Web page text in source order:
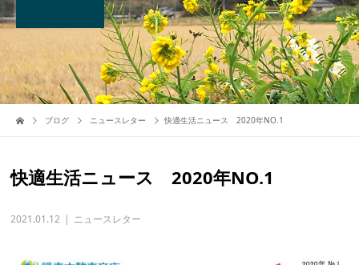
ブログ ニュースレター 快適生活ニュース 2020年NO.1
快適生活ニュース 2020年NO.1
2021.01.12 ニュースレター